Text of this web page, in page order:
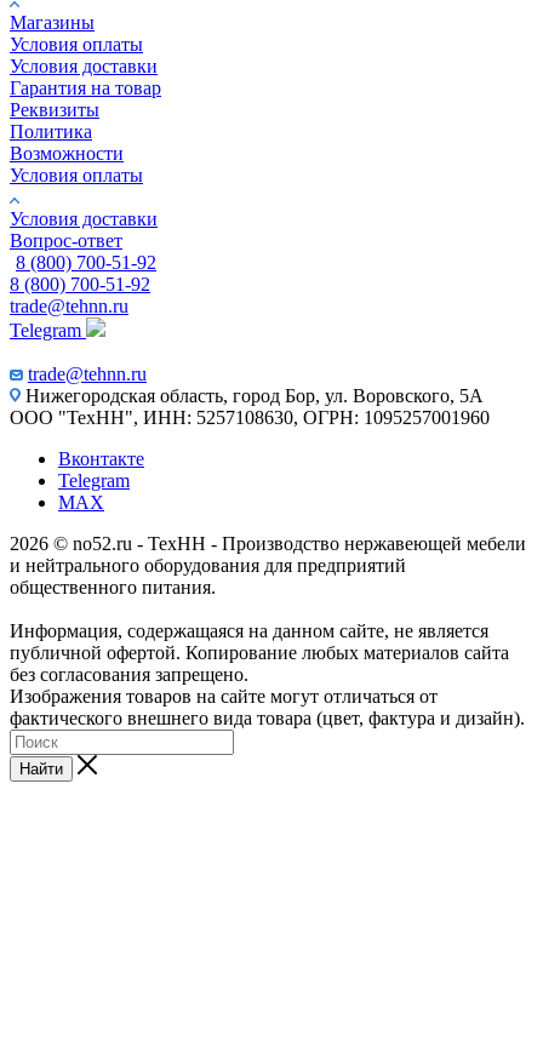
Магазины
Условия оплаты
Условия доставки
Гарантия на товар
Реквизиты
Политика
Возможности
Условия оплаты
Условия доставки
Вопрос-ответ
8 (800) 700-51-92
8 (800) 700-51-92
trade@tehnn.ru
Telegram
trade@tehnn.ru
Нижегородская область, город Бор, ул. Воровского, 5А
ООО "ТехНН", ИНН: 5257108630, ОГРН: 1095257001960
Вконтакте
Telegram
MAX
2026 © no52.ru - ТехНН - Производство нержавеющей мебели
и нейтрального оборудования для предприятий
общественного питания.
Информация, содержащаяся на данном сайте, не является
публичной офертой. Копирование любых материалов сайта
без согласования запрещено.
Изображения товаров на сайте могут отличаться от
фактического внешнего вида товара (цвет, фактура и дизайн).
Найти